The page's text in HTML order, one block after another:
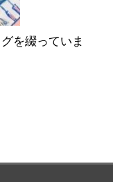
を綴っていま